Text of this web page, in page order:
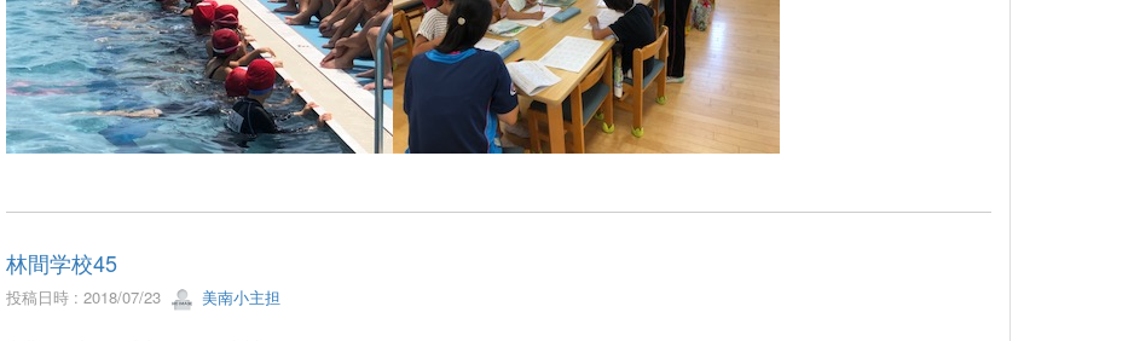
林間学校45
投稿日時 : 2018/07/23 美南小主担